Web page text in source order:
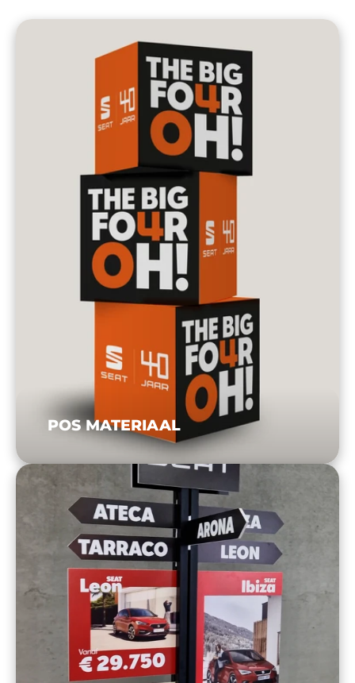
POS MATERIAAL